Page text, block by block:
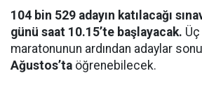
104 bin 529 adayın katılacağı
günü saat 10.15’te başlayacak.
maratonunun ardından adaylar
Ağustos’ta öğrenebilecek.